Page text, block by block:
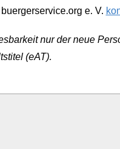
e. V.
nur der neue
(eAT).